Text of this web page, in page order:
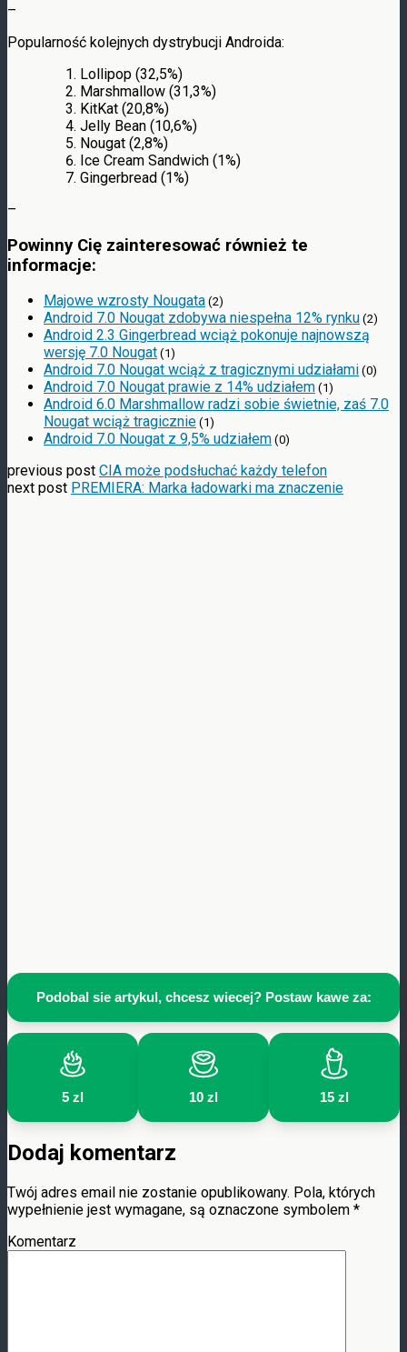
–
Popularność kolejnych dystrybucji Androida:
Lollipop (32,5%)
Marshmallow (31,3%)
KitKat (20,8%)
Jelly Bean (10,6%)
Nougat (2,8%)
Ice Cream Sandwich (1%)
Gingerbread (1%)
–
Powinny Cię zainteresować również te
informacje:
Majowe wzrosty Nougata (2)
Android 7.0 Nougat zdobywa niespełna 12% rynku (2)
Android 2.3 Gingerbread wciąż pokonuje najnowszą
wersję 7.0 Nougat (1)
Android 7.0 Nougat wciąż z tragicznymi udziałami (0)
Android 7.0 Nougat prawie z 14% udziałem (1)
Android 6.0 Marshmallow radzi sobie świetnie, zaś 7.0
Nougat wciąż tragicznie (1)
Android 7.0 Nougat z 9,5% udziałem (0)
previous post CIA może podsłuchać każdy telefon
next post PREMIERA: Marka ładowarki ma znaczenie
Podobal sie artykul, chcesz wiecej? Postaw kawe za:
5 zl 10 zl 15 zl
Dodaj komentarz
Twój adres email nie zostanie opublikowany. Pola, których
wypełnienie jest wymagane, są oznaczone symbolem *
Komentarz